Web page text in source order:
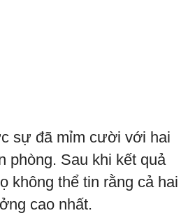
sự đã mỉm cười với hai
phòng. Sau khi kết quả
không thể tin rằng cả hai
cao nhất.